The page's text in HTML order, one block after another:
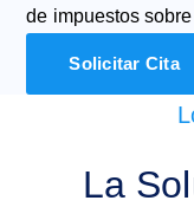
de impuestos
Solicitar Cita
La